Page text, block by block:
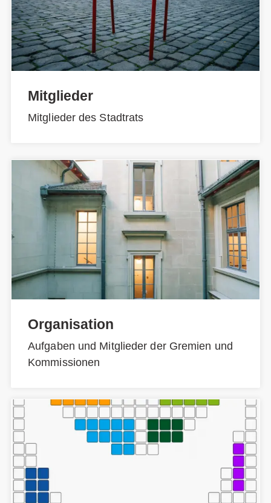
Mitglieder
Mitglieder des Stadtrats
Organisation
Aufgaben und Mitglieder der Gremien und
Kommissionen